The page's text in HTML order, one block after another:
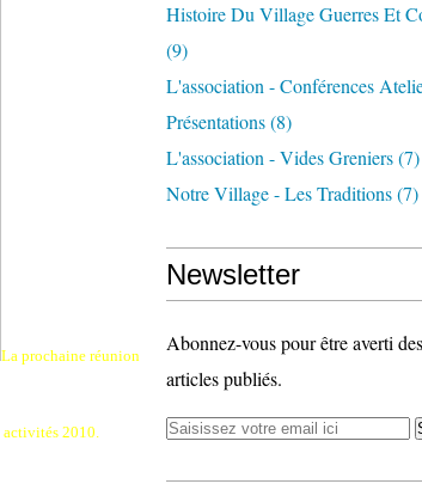
La prochaine réunion
activités 2010.
Histoire Du Village Guerres Et
(9)
L'association - Conférences
Présentations(8)
L'association - Vides Greniers(7)
Notre Village - Les Traditions(7)
Newsletter
Abonnez-vous pour être averti
articles publiés.